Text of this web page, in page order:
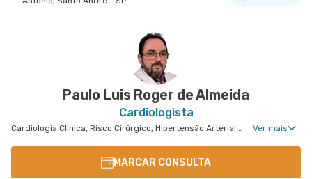
Rua Martim Afonso nr. 114 - Vila Bocaina, Maua -
Hospital e Maternidade Ribeirão Pires
Rua Major Cardim nr. 461 - Suissa, Ribeirao Pires
Paulo Luis Roger de Almeida
Cardiologista
Cardiologia Clinica, Risco Cirúrgico, Hipertensão Arterial Refratária, Cardiologia Oncológica Ver mais
MARCAR CONSULTA